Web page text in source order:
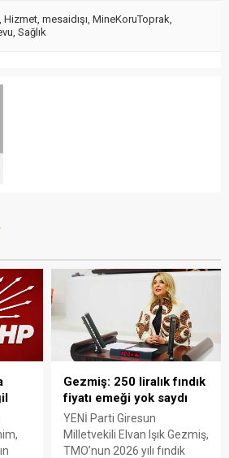
, Hizmet, mesaidışı, MineKoruToprak,
, Sağlık
Gezmiş: 250 liralık fındık
fiyatı emeği yok saydı
YENİ Parti Giresun
Milletvekili Elvan Işık Gezmiş,
TMO’nun 2026 yılı fındık